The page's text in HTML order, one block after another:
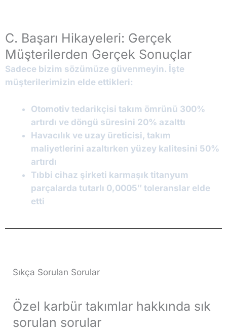
C. Başarı Hikayeleri: Gerçek
Müşterilerden Gerçek Sonuçlar
Sadece bizim sözümüze güvenmeyin. İşte
müşterilerimizin elde ettikleri:
Otomotiv tedarikçisi takım ömrünü 300%
artırdı ve döngü süresini 20% azalttı
Havacılık ve uzay üreticisi, takım
maliyetlerini azaltırken yüzey kalitesini 50%
artırdı
Tıbbi cihaz şirketi karmaşık titanyum
parçalarda tutarlı 0,0005″ toleranslar elde
etti
Sıkça Sorulan Sorular
Özel karbür takımlar hakkında sık
sorulan sorular